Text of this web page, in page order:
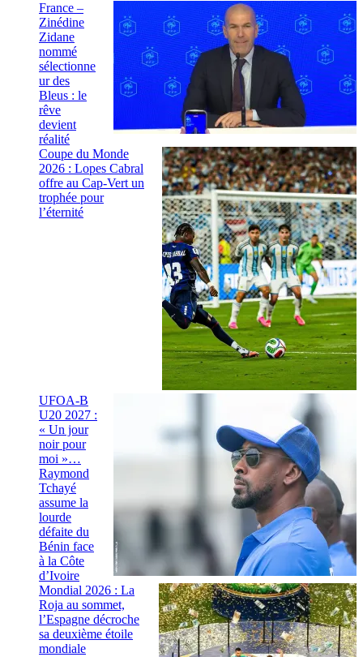
France –
Zinédine
Zidane
nommé
sélectionne
ur des
Bleus : le
rêve
devient
réalité
Coupe du Monde
2026 : Lopes Cabral
offre au Cap-Vert un
trophée pour
l’éternité
UFOA-B
U20 2027 :
« Un jour
noir pour
moi »…
Raymond
Tchayé
assume la
lourde
défaite du
Bénin face
à la Côte
d’Ivoire
Mondial 2026 : La
Roja au sommet,
l’Espagne décroche
sa deuxième étoile
mondiale